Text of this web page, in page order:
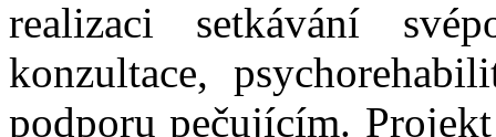
realizaci setkávání
konzultace,
podporu pečujícím.